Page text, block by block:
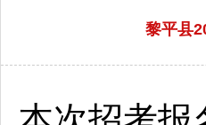
黎平县